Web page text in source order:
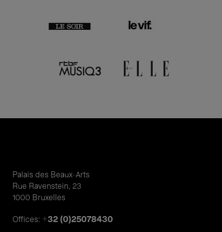
Palais des Beaux-Arts
Rue Ravenstein, 23
1000 Bruxelles
Offices: +32 (0)25078430